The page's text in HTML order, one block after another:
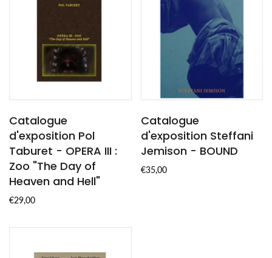
Catalogue
d'exposition Pol
Taburet - OPERA III :
Zoo "The Day of
Heaven and Hell"
€29,00
Catalogue
d'exposition Steffani
Jemison - BOUND
€35,00